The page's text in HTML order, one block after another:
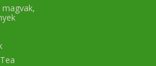
magvak,